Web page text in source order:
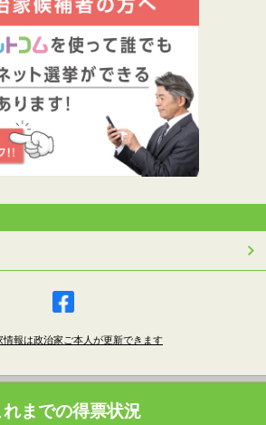
報は政治家ご本人が更新できます
れまでの得票状況